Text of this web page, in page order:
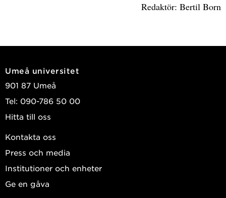
Redaktör: Bertil Born
Umeå universitet
901 87 Umeå
Tel: 090-786 50 00
Hitta till oss
Kontakta oss
Press och media
Institutioner och enheter
Ge en gåva